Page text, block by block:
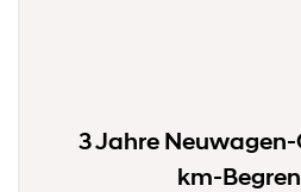
3 Jahre
km-